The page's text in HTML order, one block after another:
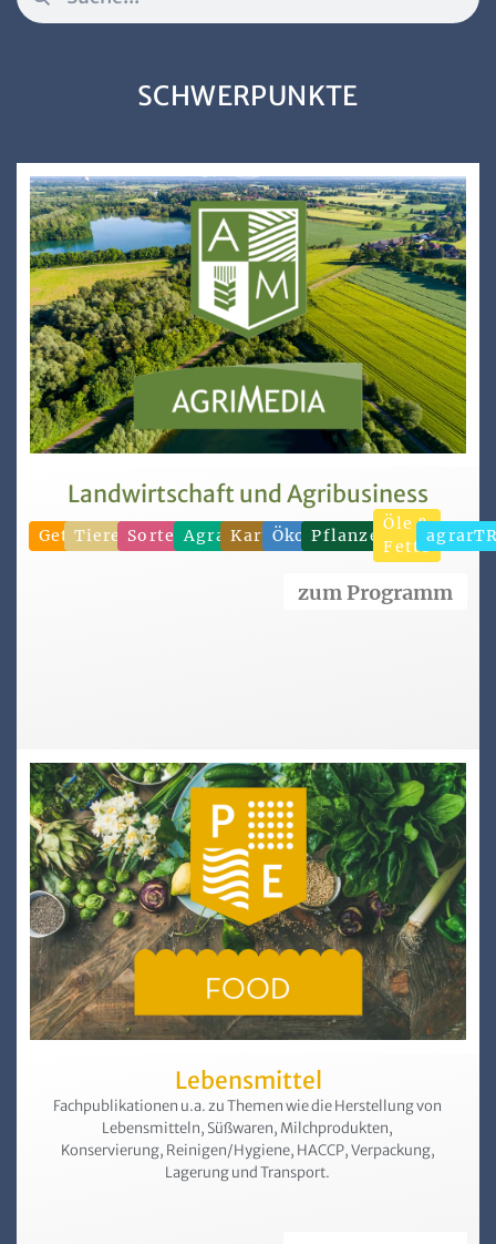
SCHWERPUNKTE
Landwirtschaft und Agribusiness
Getreide
Tierernährung
Sorten/Saatgut
Agrarhandel
Kartoffeln
Ökonomie
Pflanzenproduktion
Öle &
Fette
zum Programm
Lebensmittel
Fachpublikationen u.a. zu Themen wie die Herstellung von
Lebens­mitteln, Süßwaren, Milchprodukten,
Konservierung, Reinigen/Hygiene, HACCP, Verpackung,
Lagerung und Transport.